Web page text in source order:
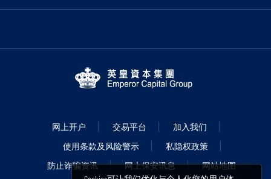
网上开户 交易平台
加入我们
使用条款及风险警示
私隐权政策
防止诈骗资讯
网上保安讯息
网站地图